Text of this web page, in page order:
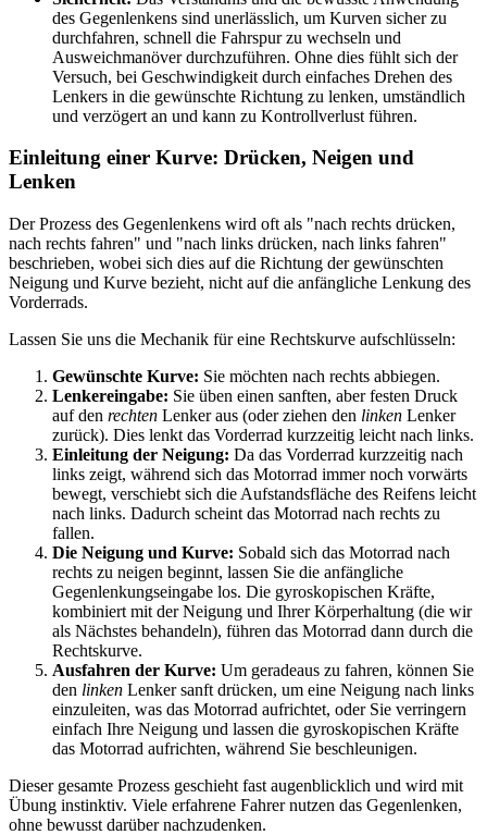
des Gegenlenkens sind unerlässlich, um Kurven sicher zu
durchfahren, schnell die Fahrspur zu wechseln und
Ausweichmanöver durchzuführen. Ohne dies fühlt sich der
Versuch, bei Geschwindigkeit durch einfaches Drehen des
Lenkers in die gewünschte Richtung zu lenken, umständlich
und verzögert an und kann zu Kontrollverlust führen.
Einleitung einer Kurve: Drücken, Neigen und
Lenken
Der Prozess des Gegenlenkens wird oft als "nach rechts drücken,
nach rechts fahren" und "nach links drücken, nach links fahren"
beschrieben, wobei sich dies auf die Richtung der gewünschten
Neigung und Kurve bezieht, nicht auf die anfängliche Lenkung des
Vorderrads.
Lassen Sie uns die Mechanik für eine Rechtskurve aufschlüsseln:
Gewünschte Kurve: Sie möchten nach rechts abbiegen.
Lenkereingabe: Sie üben einen sanften, aber festen Druck
auf den rechten Lenker aus (oder ziehen den linken Lenker
zurück). Dies lenkt das Vorderrad kurzzeitig leicht nach links.
Einleitung der Neigung: Da das Vorderrad kurzzeitig nach
links zeigt, während sich das Motorrad immer noch vorwärts
bewegt, verschiebt sich die Aufstandsfläche des Reifens leicht
nach links. Dadurch scheint das Motorrad nach rechts zu
fallen.
Die Neigung und Kurve: Sobald sich das Motorrad nach
rechts zu neigen beginnt, lassen Sie die anfängliche
Gegenlenkungseingabe los. Die gyroskopischen Kräfte,
kombiniert mit der Neigung und Ihrer Körperhaltung (die wir
als Nächstes behandeln), führen das Motorrad dann durch die
Rechtskurve.
Ausfahren der Kurve: Um geradeaus zu fahren, können Sie
den linken Lenker sanft drücken, um eine Neigung nach links
einzuleiten, was das Motorrad aufrichtet, oder Sie verringern
einfach Ihre Neigung und lassen die gyroskopischen Kräfte
das Motorrad aufrichten, während Sie beschleunigen.
Dieser gesamte Prozess geschieht fast augenblicklich und wird mit
Übung instinktiv. Viele erfahrene Fahrer nutzen das Gegenlenken,
ohne bewusst darüber nachzudenken.